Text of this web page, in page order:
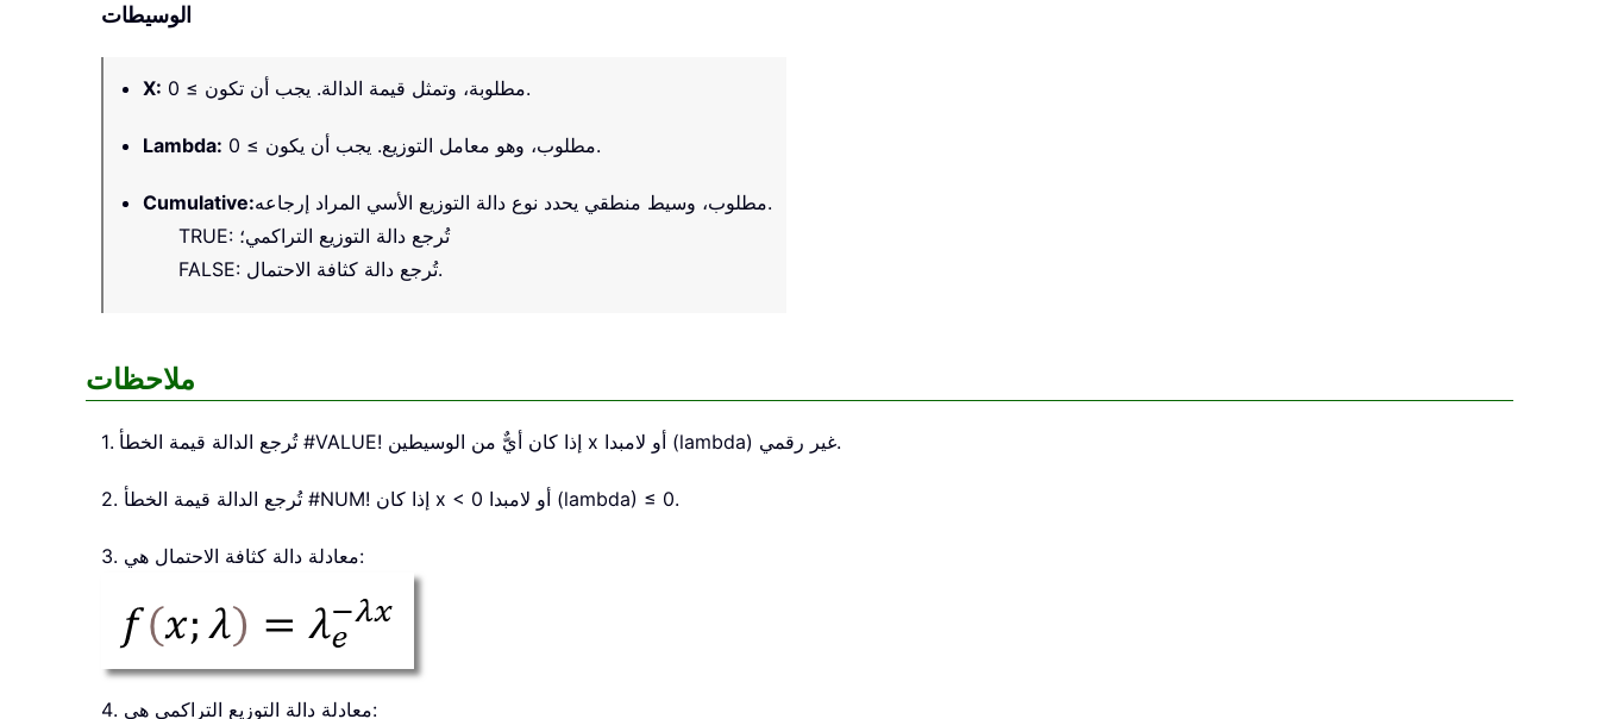
الوسيطات
X: مطلوبة، وتمثل قيمة الدالة. يجب أن تكون ≥ 0.
Lambda: مطلوب، وهو معامل التوزيع. يجب أن يكون ≥ 0.
Cumulative:
مطلوب، وسيط منطقي يحدد نوع دالة التوزيع الأسي المراد إرجاعه.
TRUE: تُرجع دالة التوزيع التراكمي؛
FALSE: تُرجع دالة كثافة الاحتمال.
ملاحظات
1. تُرجع الدالة قيمة الخطأ #VALUE! إذا كان أيٌّ من الوسيطين x أو لامبدا (lambda) غير رقمي.
2. تُرجع الدالة قيمة الخطأ #NUM! إذا كان x < 0 أو لامبدا (lambda) ≤ 0.
3. معادلة دالة كثافة الاحتمال هي:
4. معادلة دالة التوزيع التراكمي هي: